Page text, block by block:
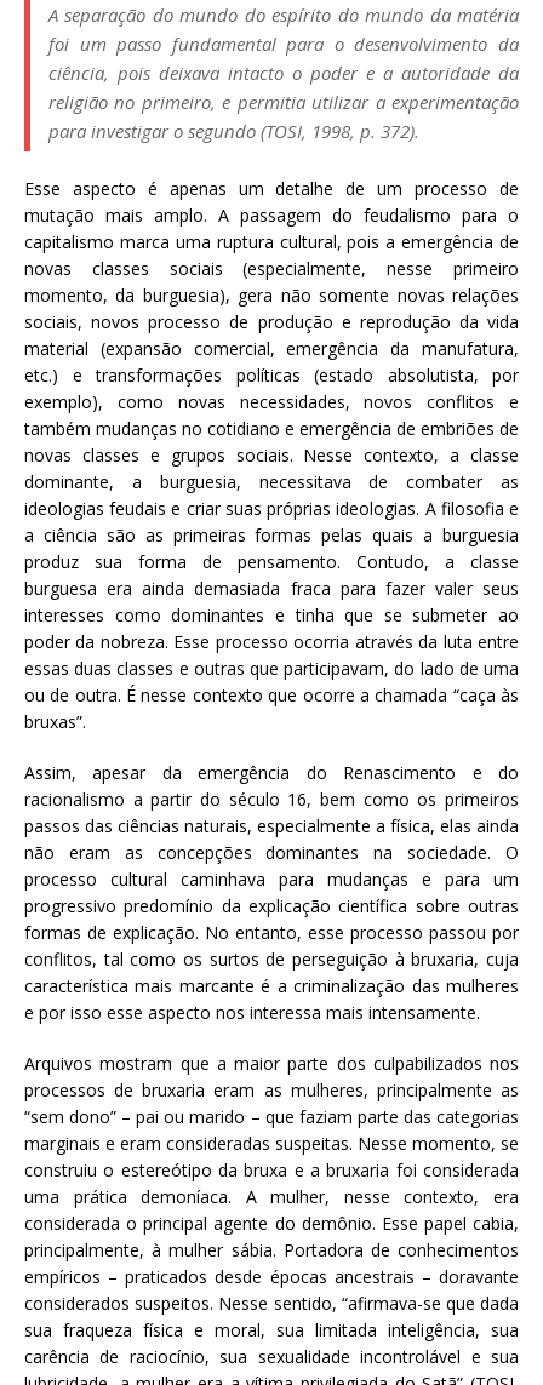
A separação do mundo do espírito do mundo da matéria
foi um passo fundamental para o desenvolvimento da
ciência, pois deixava intacto o poder e a autoridade da
religião no primeiro, e permitia utilizar a experimentação
para investigar o segundo (TOSI, 1998, p. 372).
Esse aspecto é apenas um detalhe de um processo de
mutação mais amplo. A passagem do feudalismo para o
capitalismo marca uma ruptura cultural, pois a emergência de
novas classes sociais (especialmente, nesse primeiro
momento, da burguesia), gera não somente novas relações
sociais, novos processo de produção e reprodução da vida
material (expansão comercial, emergência da manufatura,
etc.) e transformações políticas (estado absolutista, por
exemplo), como novas necessidades, novos conflitos e
também mudanças no cotidiano e emergência de embriões de
novas classes e grupos sociais. Nesse contexto, a classe
dominante, a burguesia, necessitava de combater as
ideologias feudais e criar suas próprias ideologias. A filosofia e
a ciência são as primeiras formas pelas quais a burguesia
produz sua forma de pensamento. Contudo, a classe
burguesa era ainda demasiada fraca para fazer valer seus
interesses como dominantes e tinha que se submeter ao
poder da nobreza. Esse processo ocorria através da luta entre
essas duas classes e outras que participavam, do lado de uma
ou de outra. É nesse contexto que ocorre a chamada “caça às
bruxas”.
Assim, apesar da emergência do Renascimento e do
racionalismo a partir do século 16, bem como os primeiros
passos das ciências naturais, especialmente a física, elas ainda
não eram as concepções dominantes na sociedade. O
processo cultural caminhava para mudanças e para um
progressivo predomínio da explicação científica sobre outras
formas de explicação. No entanto, esse processo passou por
conflitos, tal como os surtos de perseguição à bruxaria, cuja
característica mais marcante é a criminalização das mulheres
e por isso esse aspecto nos interessa mais intensamente.
Arquivos mostram que a maior parte dos culpabilizados nos
processos de bruxaria eram as mulheres, principalmente as
“sem dono” – pai ou marido – que faziam parte das categorias
marginais e eram consideradas suspeitas. Nesse momento, se
construiu o estereótipo da bruxa e a bruxaria foi considerada
uma prática demoníaca. A mulher, nesse contexto, era
considerada o principal agente do demônio. Esse papel cabia,
principalmente, à mulher sábia. Portadora de conhecimentos
empíricos – praticados desde épocas ancestrais – doravante
considerados suspeitos. Nesse sentido, “afirmava-se que dada
sua fraqueza física e moral, sua limitada inteligência, sua
carência de raciocínio, sua sexualidade incontrolável e sua